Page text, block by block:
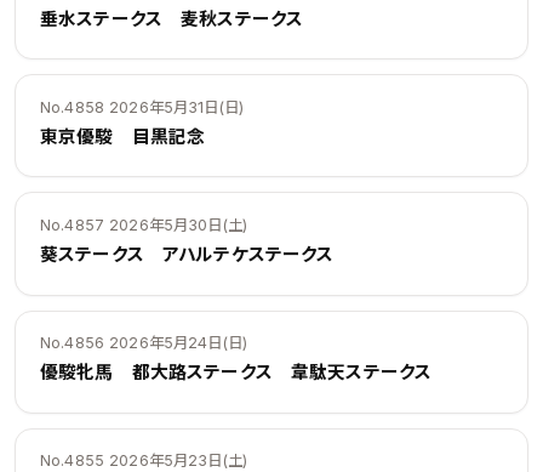
垂水ステークス 麦秋ステークス
No.4858 2026年5月31日(日)
東京優駿 目黒記念
No.4857 2026年5月30日(土)
葵ステークス アハルテケステークス
No.4856 2026年5月24日(日)
優駿牝馬 都大路ステークス 韋駄天ステークス
No.4855 2026年5月23日(土)